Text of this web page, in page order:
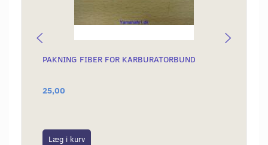
PAKNING FIBER FOR KARBURATORBUND
25,00
Læg i kurv